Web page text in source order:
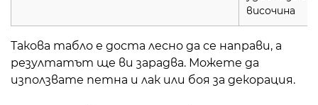
височина
Такова табло е доста лесно да се направи, а
резултатът ще ви зарадва. Можете да
използвате петна и лак или боя за декорация.